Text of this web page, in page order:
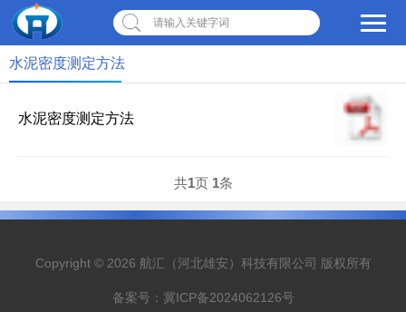
请输入关键字词
水泥密度测定方法
水泥密度测定方法
共1页 1条
Copyright © 2026 航汇（河北雄安）科技有限公司 版权所有
备案号： 冀ICP备2024062126号